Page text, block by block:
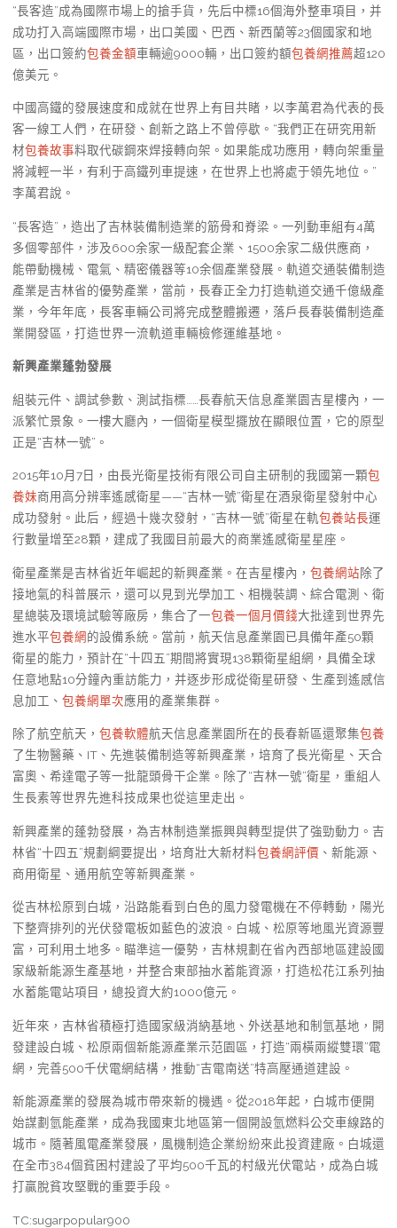
“長客造”成為國際市場上的搶手貨，先后中標16個海外整車項目，并
成功打入高端國際市場，出口美國、巴西、新西蘭等23個國家和地
區，出口簽約包養金額車輛逾9000輛，出口簽約額包養網推薦超120
億美元。
中國高鐵的發展速度和成就在世界上有目共睹，以李萬君為代表的長
客一線工人們，在研發、創新之路上不曾停歇。“我們正在研究用新
材包養故事料取代碳鋼來焊接轉向架。如果能成功應用，轉向架重量
將減輕一半，有利于高鐵列車提速，在世界上也將處于領先地位。”
李萬君說。
“長客造”，造出了吉林裝備制造業的筋骨和脊梁。一列動車組有4萬
多個零部件，涉及600余家一級配套企業、1500余家二級供應商，
能帶動機械、電氣、精密儀器等10余個產業發展。軌道交通裝備制造
產業是吉林省的優勢產業，當前，長春正全力打造軌道交通千億級產
業，今年年底，長客車輛公司將完成整體搬遷，落戶長春裝備制造產
業開發區，打造世界一流軌道車輛檢修運維基地。
新興產業蓬勃發展
組裝元件、調試參數、測試指標……長春航天信息產業園吉星樓內，一
派繁忙景象。一樓大廳內，一個衛星模型擺放在顯眼位置，它的原型
正是“吉林一號”。
2015年10月7日，由長光衛星技術有限公司自主研制的我國第一顆包
養妹商用高分辨率遙感衛星——“吉林一號”衛星在酒泉衛星發射中心
成功發射。此后，經過十幾次發射，“吉林一號”衛星在軌包養站長運
行數量增至28顆，建成了我國目前最大的商業遙感衛星星座。
衛星產業是吉林省近年崛起的新興產業。在吉星樓內， 包養網站除了
接地氣的科普展示，還可以見到光學加工、相機裝調、綜合電測、衛
星總裝及環境試驗等廠房，集合了一包養一個月價錢大批達到世界先
進水平包養網的設備系統。當前，航天信息產業園已具備年產50顆
衛星的能力，預計在“十四五”期間將實現138顆衛星組網，具備全球
任意地點10分鐘內重訪能力，并逐步形成從衛星研發、生產到遙感信
息加工、 包養網單次應用的產業集群。
除了航空航天， 包養軟體航天信息產業園所在的長春新區還聚集包養
了生物醫藥、IT、先進裝備制造等新興產業，培育了長光衛星、天合
富奧、希達電子等一批龍頭骨干企業。除了“吉林一號”衛星，重組人
生長素等世界先進科技成果也從這里走出。
新興產業的蓬勃發展，為吉林制造業振興與轉型提供了強勁動力。吉
林省“十四五”規劃綱要提出，培育壯大新材料包養網評價 、新能源、
商用衛星、通用航空等新興產業。
從吉林松原到白城，沿路能看到白色的風力發電機在不停轉動，陽光
下整齊排列的光伏發電板如藍色的波浪。白城、松原等地風光資源豐
富，可利用土地多。瞄準這一優勢，吉林規劃在省內西部地區建設國
家級新能源生產基地，并整合東部抽水蓄能資源，打造松花江系列抽
水蓄能電站項目，總投資大約1000億元。
近年來，吉林省積極打造國家級消納基地、外送基地和制氫基地，開
發建設白城、松原兩個新能源產業示范園區，打造“兩橫兩縱雙環”電
網，完善500千伏電網結構，推動“吉電南送”特高壓通道建設。
新能源產業的發展為城市帶來新的機遇。從2018年起，白城市便開
始謀劃氫能產業，成為我國東北地區第一個開設氫燃料公交車線路的
城市。隨著風電產業發展，風機制造企業紛紛來此投資建廠。白城還
在全市384個貧困村建設了平均500千瓦的村級光伏電站，成為白城
打贏脫貧攻堅戰的重要手段。
TC:sugarpopular900